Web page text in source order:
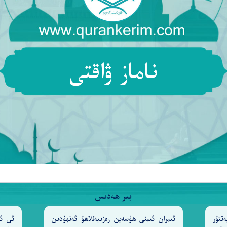
ناماز ۋاقتى
بىر ھەدىس
ئىمران ئىبنى ھۈسەين رەزىيەللاھۇ ئەنھۇدىن
ئى
صَابِرًا ۚ نِّعْمَ ٱلْعَبْدُ ۖ إِنَّهُۥٓ أَوَّابٌ ٤٤